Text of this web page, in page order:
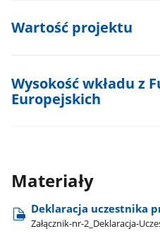
Wartość projektu
Wysokość wkładu z
Europejskich
Materiały
Deklaracja uczestnika
Załącznik-nr-2​_Deklaracja-